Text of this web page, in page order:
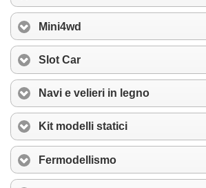
Mini4wd
Slot Car
Navi e velieri in legno
Kit modelli statici
Fermodellismo